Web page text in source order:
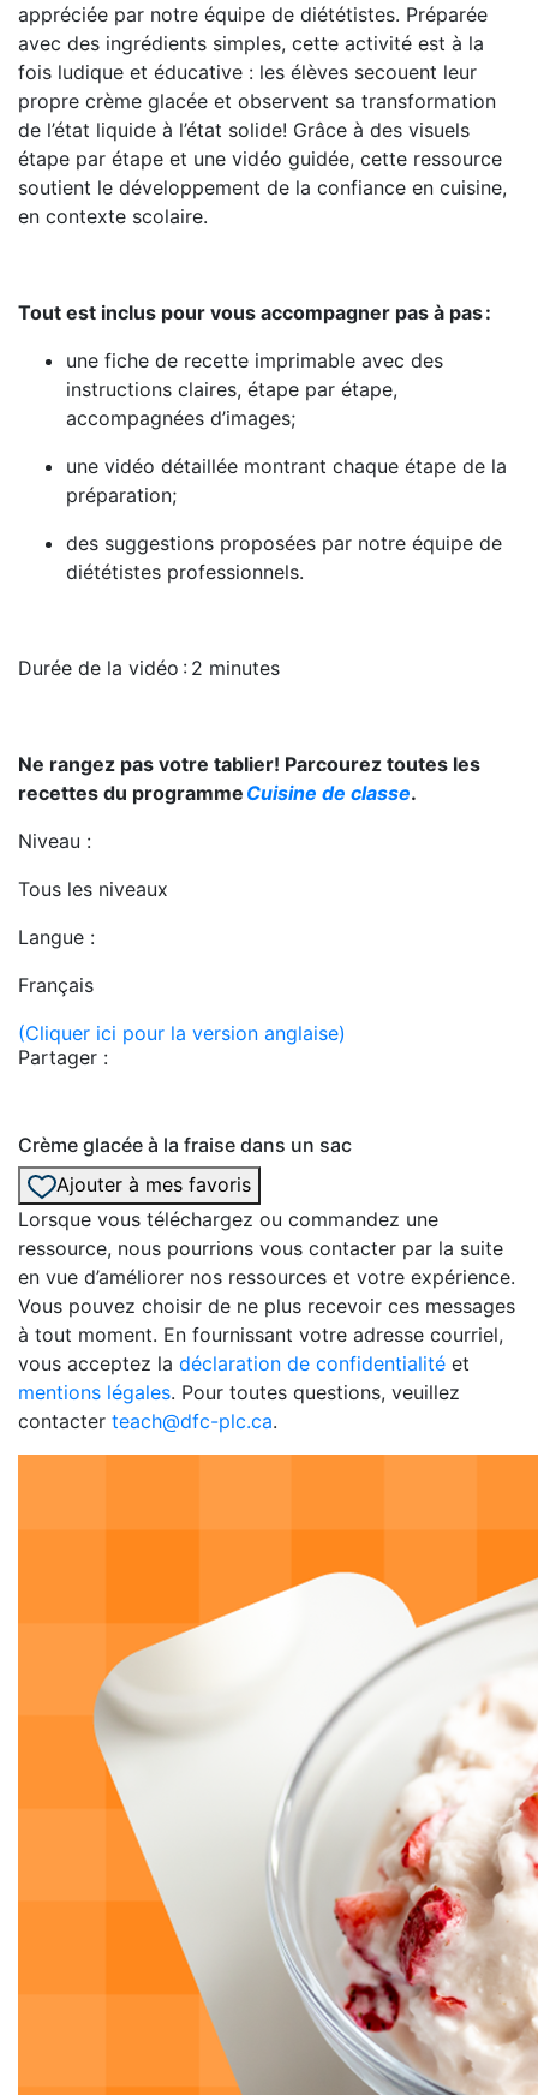
appréciée par notre équipe de diététistes. Préparée
avec des ingrédients simples, cette activité est à la
fois ludique et éducative : les élèves secouent leur
propre crème glacée et observent sa transformation
de l’état liquide à l’état solide! Grâce à des visuels
étape par étape et une vidéo guidée, cette ressource
soutient le développement de la confiance en cuisine,
en contexte scolaire.
Tout est inclus pour vous accompagner pas à pas :
une fiche de recette imprimable avec des
instructions claires, étape par étape,
accompagnées d’images;
une vidéo détaillée montrant chaque étape de la
préparation;
des suggestions proposées par notre équipe de
diététistes professionnels.
Durée de la vidéo : 2 minutes
Ne rangez pas votre tablier! Parcourez toutes les
recettes du programme Cuisine de classe.
Niveau :
Tous les niveaux
Langue :
Français
(Cliquer ici pour la version anglaise)
Partager :
Crème glacée à la fraise dans un sac
Ajouter à mes favoris
Lorsque vous téléchargez ou commandez une
ressource, nous pourrions vous contacter par la suite
en vue d’améliorer nos ressources et votre expérience.
Vous pouvez choisir de ne plus recevoir ces messages
à tout moment. En fournissant votre adresse courriel,
vous acceptez la déclaration de confidentialité et
mentions légales. Pour toutes questions, veuillez
contacter teach@dfc-plc.ca.